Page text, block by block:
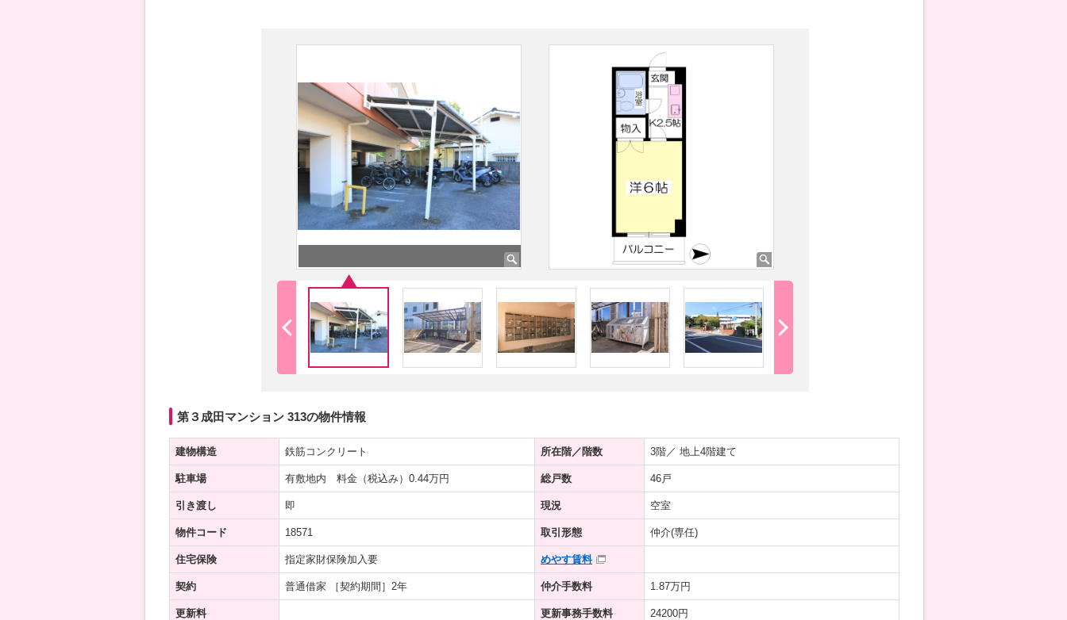
第３成田マンション 313の物件情報
建物構造 鉄筋コンクリート 所在階／階数 3階／ 地上4階建て
駐車場 有敷地内 料金（税込み）0.44万円 総戸数 46戸
引き渡し 即 現況 空室
物件コード 18571 取引形態 仲介(専任)
住宅保険 指定家財保険加入要 めやす賃料
契約 普通借家 ［契約期間］2年 仲介手数料 1.87万円
更新料 更新事務手数料 24200円